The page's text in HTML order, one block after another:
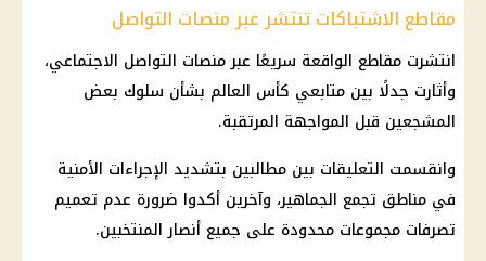
مقاطع الاشتباكات تنتشر عبر منصات التواصل
انتشرت مقاطع الواقعة سريعًا عبر منصات التواصل الاجتماعي،
وأثارت جدلًا بين متابعي كأس العالم بشأن سلوك بعض
المشجعين قبل المواجهة المرتقبة.
وانقسمت التعليقات بين مطالبين بتشديد الإجراءات الأمنية
في مناطق تجمع الجماهير، وآخرين أكدوا ضرورة عدم تعميم
تصرفات مجموعات محدودة على جميع أنصار المنتخبين.